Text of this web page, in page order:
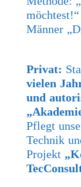
Männer
Privat:
vielen
und
Pflegt
Technik
Projekt